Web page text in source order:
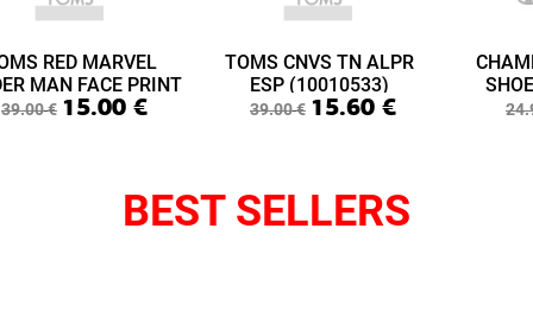
RED MARVEL
MAN FACE PRINT
LIME LAYETTE
39.00€ 15.00 €
TOMS CNVS TN ALPR
ESP (10010533)
39.00€ 15.60 €
BEST SELLERS